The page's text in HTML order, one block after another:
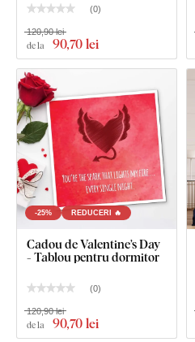
(0)
de la 90,70 lei
120,90 lei
-25% REDUCERI 🔥
Cadou de Valentine’s Day
- Tablou pentru dormitor
(0)
de la 90,70 lei
120,90 lei